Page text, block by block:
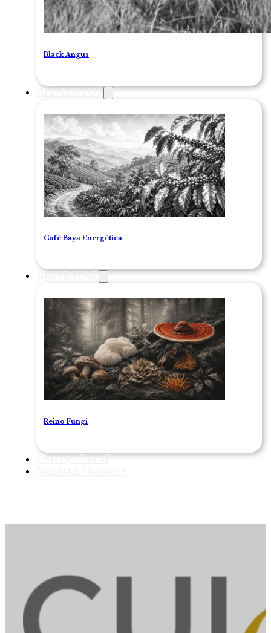
Black Angus
ALIMENTOS
Café Baya Energética
BIENESTAR
Reino Fungi
Entrega Local